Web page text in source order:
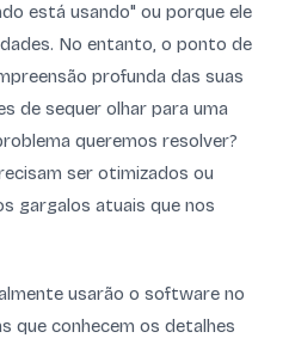
está usando" ou porque ele
No entanto, o ponto de
profunda das suas
de sequer olhar para uma
queremos resolver?
ser otimizados ou
gargalos atuais que nos
usarão o software no
que conhecem os detalhes